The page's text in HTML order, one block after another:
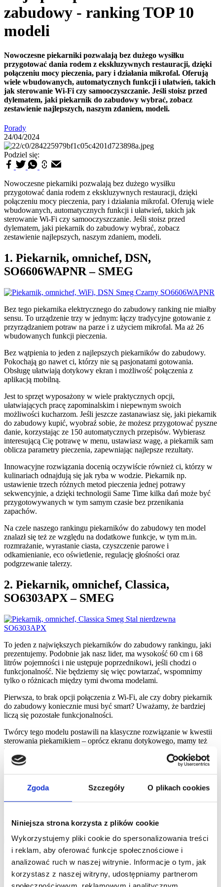
Zgoda Szczegóły O plikach cookies
Niniejsza strona korzysta z plików cookie
Wykorzystujemy pliki cookie do spersonalizowania treści
i reklam, aby oferować funkcje społecznościowe i
analizować ruch w naszej witrynie. Informacje o tym, jak
korzystasz z naszej witryny, udostępniamy partnerom
zabudowy - ranking TOP 10
modeli
Nowoczesne piekarniki pozwalają bez dużego wysiłku
przygotować dania rodem z ekskluzywnych restauracji, dzięki
połączeniu mocy pieczenia, pary i działania mikrofal. Oferują
wiele wbudowanych, automatycznych funkcji i ułatwień, takich
jak sterowanie Wi-Fi czy samooczyszczanie. Jeśli stoisz przed
dylematem, jaki piekarnik do zabudowy wybrać, zobacz
zestawienie najlepszych, naszym zdaniem, modeli.
Porady
24/04/2024
Podziel się:
Nowoczesne piekarniki pozwalają bez dużego wysiłku
przygotować dania rodem z ekskluzywnych restauracji, dzięki
połączeniu mocy pieczenia, pary i działania mikrofal. Oferują wiele
wbudowanych, automatycznych funkcji i ułatwień, takich jak
sterowanie Wi-Fi czy samooczyszczanie. Jeśli stoisz przed
dylematem, jaki piekarnik do zabudowy wybrać, zobacz
zestawienie najlepszych, naszym zdaniem, modeli.
1. Piekarnik, omnichef, DSN,
SO6606WAPNR – SMEG
Bez tego piekarnika elektrycznego do zabudowy ranking nie miałby
sensu. To urządzenie trzy w jednym: łączy tradycyjne gotowanie z
przyrządzaniem potraw na parze i z użyciem mikrofal. Ma aż 26
wbudowanych funkcji pieczenia.
Bez wątpienia to jeden z najlepszych piekarników do zabudowy.
Pokochają go nawet ci, którzy nie są pasjonatami gotowania.
Obsługę ułatwiają dotykowy ekran i możliwość połączenia z
aplikacją mobilną.
Jest to sprzęt wyposażony w wiele praktycznych opcji,
ułatwiających pracę zapominalskim i niepewnym swoich
możliwości kucharzom. Jeśli jeszcze zastanawiasz się, jaki piekarnik
do zabudowy kupić, wyobraź sobie, że możesz przygotować pyszne
danie, korzystając ze 150 automatycznych przepisów. Wybierasz
interesującą Cię potrawę w menu, ustawiasz wagę, a piekarnik sam
oblicza parametry pieczenia, zapewniając najlepsze rezultaty.
Innowacyjne rozwiązania docenią oczywiście również ci, którzy w
kulinariach odnajdują się jak ryba w wodzie. Piekarnik np.
ustawienie trzech różnych metod pieczenia jednej potrawy
sekwencyjnie, a dzięki technologii Same Time kilka dań może być
przygotowywanych w tym samym czasie bez przenikania
zapachów.
Na czele naszego rankingu piekarników do zabudowy ten model
znalazł się też ze względu na dodatkowe funkcje, w tym m.in.
rozmrażanie, wyrastanie ciasta, czyszczenie parowe i
odkamienianie, eco oświetlenie, regulację głośności oraz
podgrzewanie talerzy.
2. Piekarnik, omnichef, Classica,
SO6303APX ­– SMEG
To jeden z największych piekarników do zabudowy rankingu, jaki
prezentujemy. Podobnie jak nasz lider, ma wysokość 60 cm i 68
litrów pojemności i nie ustępuje poprzednikowi, jeśli chodzi o
funkcjonalność. Nie będziemy się więc powtarzać, wspomnimy
tylko o różnicach między tymi dwoma modelami.
Pierwsza, to brak opcji połączenia z Wi-Fi, ale czy dobry piekarnik
do zabudowy koniecznie musi być smart? Uważamy, że bardziej
liczą się pozostałe funkcjonalności.
Twórcy tego modelu postawili na klasyczne rozwiązanie w kwestii
sterowania piekarnikiem – oprócz ekranu dotykowego, mamy też
pokrętła.
Kolejna, najbardziej widoczna różnica dotyczy designu. Wiele osób
doceni szczotkowaną stal z powłoką odporną na powstawanie
nieestetycznych odcisków palców.
3. Piekarnik parowy SteamPro 900,
KOAAS31CX – Electrolux
Kolejny piekarnik do zabudowy rankingu, który proponujemy,
również ma pokaźne parametry, jeśli chodzi o pojemność użytkową.
Wynosi ona 70 l.